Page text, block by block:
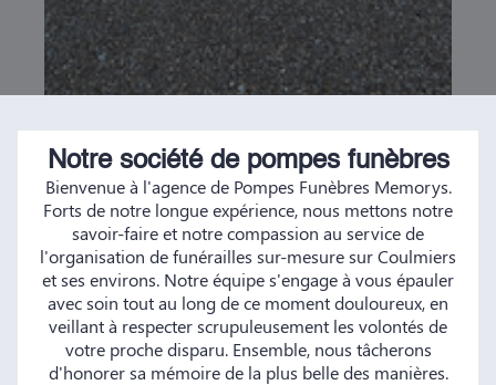
Notre société de pompes funèbres
Bienvenue à l'agence de Pompes Funèbres Memorys.
Forts de notre longue expérience, nous mettons notre
savoir-faire et notre compassion au service de
l'organisation de funérailles sur-mesure sur Coulmiers
et ses environs. Notre équipe s'engage à vous épauler
avec soin tout au long de ce moment douloureux, en
veillant à respecter scrupuleusement les volontés de
votre proche disparu. Ensemble, nous tâcherons
d'honorer sa mémoire de la plus belle des manières.